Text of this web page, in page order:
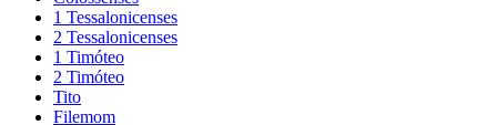
1 Tessalonicenses
2 Tessalonicenses
1 Timóteo
2 Timóteo
Tito
Filemom